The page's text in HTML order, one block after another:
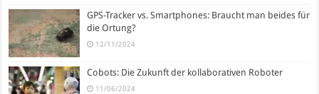
GPS-Tracker vs. Smartphones: Braucht man beides für
die Ortung?
12/11/2024
Cobots: Die Zukunft der kollaborativen Roboter
11/06/2024